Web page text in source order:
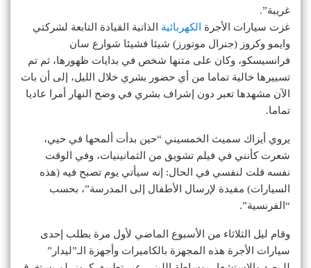
غريبة”.
غزت سيارات الأجرة
الكهربائية الذاتية القيادة التابعة لشركتي
وايمو وكروز (جنرال موتورز) شيئا فشيئا شوارع سان
فرانسيسكو، وكان على متنها شخص في بدايات ظهورها، ثم تم
تسييرها خالية تماما من أي حضور بشري خلال الليل، إلى أن بات
الآن مشهدها تعبر دون إشراف بشري في وضح النهار أمرا عاديا
تماما.
يروي أيزاك سميث الخمسيني “حين بدأت ألمحها في حيي،
شعرت كأنني في فيلم تشويق من الثمانينيات، وفي الوقت
نفسه قلت لنفسي في الحال: إنه سيأتي يوم تصبح فيه (هذه
السيارات) مفيدة لإرسال الأطفال إلى المدرسة”، بحسب
“الفرنسية”.
وقام ليل الثلاثاء من الأسبوع الماضي لأول مرة بطلب إحدى
سيارات الأجرة هذه المجهزة بالكاميرات وأجهزة الـ”ليدار”